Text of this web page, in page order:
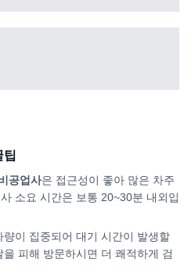
공업사은 접근성이 좋아 많은 차주
소요 시간은 보통 20~30분 내외입
량이 집중되어 대기 시간이 발생할
을 피해 방문하시면 더 쾌적하게 검